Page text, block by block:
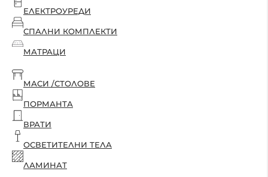
ЕЛЕКТРОУРЕДИ
СПАЛНИ КОМПЛЕКТИ
МАТРАЦИ
МАСИ /СТОЛОВЕ
ПОРМАНТА
ВРАТИ
ОСВЕТИТЕЛНИ ТЕЛА
ЛАМИНАТ